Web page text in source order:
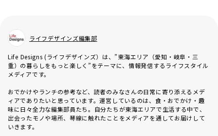
ライフデザインズ編集部
Life Designs (ライフデザインズ）は、”東海エリア（愛知・岐阜・三
重）の暮らしをもっと楽しく”をテーマに、情報発信するライフスタイル
メディアです。
おでかけやランチの参考など、読者のみなさんの日常に寄り添えるメデ
ィアでありたいと思っています。運営しているのは、食・おでかけ・趣
味に日々全力な編集部員たち。自分たちが東海エリアで生活する中で、
出会ったモノや場所、琴線に触れたことをメディアを通してお届けして
いきます。